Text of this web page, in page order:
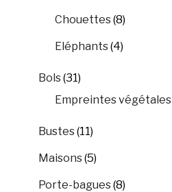
Chouettes(8)
Eléphants(4)
Bols(31)
Empreintes végétales
Bustes(11)
Maisons(5)
Porte-bagues(8)